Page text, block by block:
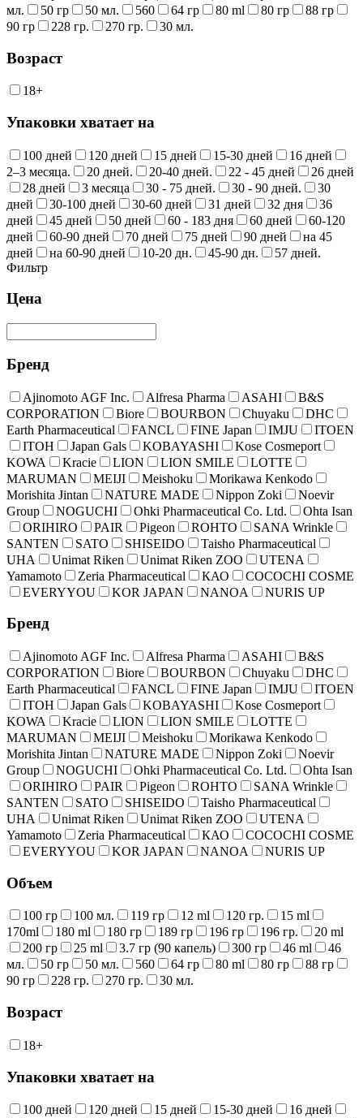
мл.
50 гр 50 мл. 560 64 гр 80 ml 80 гр
88 гр
90 гр
228 гр. 270 гр. 30 мл.
Возраст
18+
Упаковки хватает на
100 дней 120 дней 15 дней 15-30 дней
16 дней
2–3 месяца.
20 дней. 20-40 дней. 22 - 45 дней
26 дней
28 дней
3 месяца 30 - 75 дней. 30 - 90 дней.
30
дней
30-100 дней 30-60 дней 31 дней 32 дня
36
дней
45 дней 50 дней 60 - 183 дня 60 дней
60-120
дней
60-90 дней 70 дней 75 дней 90 дней
на 45
дней
на 60-90 дней 10-20 дн. 45-90 дн.
57 дней.
Фильтр
Цена
Бренд
Ajinomoto AGF Inc. Alfresa Pharma ASAHI
B&S
CORPORATION
Biore BOURBON Chuyaku
DHC
Earth Pharmaceutical
FANCL FINE Japan IMJU
ITOEN
ITOH
Japan Gals KOBAYASHI
Kose Cosmeport
KOWA
Kracie LION LION SMILE
LOTTE
MARUMAN
MEIJI Meishoku
Morikawa Kenkodo
Morishita Jintan
NATURE MADE Nippon Zoki
Noevir
Group
NOGUCHI Ohki Pharmaceutical Co. Ltd.
Ohta Isan
ORIHIRO
PAIR Pigeon ROHTO
SANA Wrinkle
SANTEN
SATO SHISEIDO
Taisho Pharmaceutical
UHA
Unimat Riken Unimat Riken ZOO
UTENA
Yamamoto
Zeria Pharmaceutical КАО
COCOCHI COSME
EVERYYOU
KOR JAPAN NANOA NURIS UP
Бренд
Ajinomoto AGF Inc. Alfresa Pharma ASAHI
B&S
CORPORATION
Biore BOURBON Chuyaku
DHC
Earth Pharmaceutical
FANCL FINE Japan IMJU
ITOEN
ITOH
Japan Gals KOBAYASHI
Kose Cosmeport
KOWA
Kracie LION LION SMILE
LOTTE
MARUMAN
MEIJI Meishoku
Morikawa Kenkodo
Morishita Jintan
NATURE MADE Nippon Zoki
Noevir
Group
NOGUCHI Ohki Pharmaceutical Co. Ltd.
Ohta Isan
ORIHIRO
PAIR Pigeon ROHTO
SANA Wrinkle
SANTEN
SATO SHISEIDO
Taisho Pharmaceutical
UHA
Unimat Riken Unimat Riken ZOO
UTENA
Yamamoto
Zeria Pharmaceutical КАО
COCOCHI COSME
EVERYYOU
KOR JAPAN NANOA NURIS UP
Объем
100 гр 100 мл. 119 гр 12 ml 120 гр.
15 ml
170ml
180 ml 180 гр 189 гр 196 гр 196 гр.
20 ml
200 гр
25 ml 3.7 гр (90 капель) 300 гр 46 ml
46
мл.
50 гр 50 мл. 560 64 гр 80 ml 80 гр
88 гр
90 гр
228 гр. 270 гр. 30 мл.
Возраст
18+
Упаковки хватает на
100 дней 120 дней 15 дней 15-30 дней
16 дней